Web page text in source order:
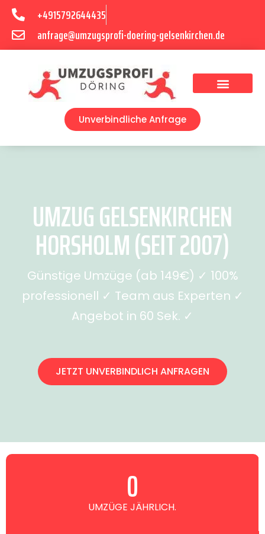
+4915792644435
anfrage@umzugsprofi-doering-gelsenkirchen.de
Unverbindliche Anfrage
UMZUG GELSENKIRCHEN
HORSHOLM (SEIT 2007)
Günstige Umzüge (ab 149€) ✓ 100%
professionell ✓ Team aus Experten ✓
Angebot in 60 Sek. ✓
JETZT UNVERBINDLICH ANFRAGEN
UMZÜGE JÄHRLICH.
0